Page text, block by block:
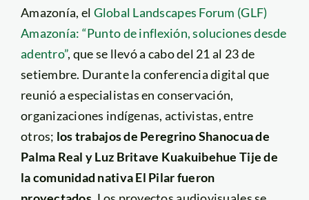
Amazonía, el Global Landscapes Forum (GLF)
Amazonía: “Punto de inflexión, soluciones desde
adentro”, que se llevó a cabo del 21 al 23 de
setiembre. Durante la conferencia digital que
reunió a especialistas en conservación,
organizaciones indígenas, activistas, entre
otros; los trabajos de Peregrino Shanocua de
Palma Real y Luz Britave Kuakuibehue Tije de
la comunidad nativa El Pilar fueron